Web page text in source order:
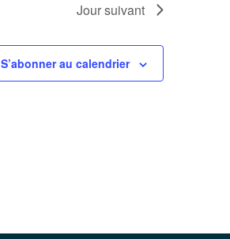
Jour suivant
S’abonner au calendrier